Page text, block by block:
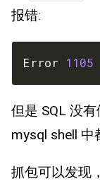
报错:
Error 1105
但是 SQL 没
mysql shell 中
抓包可以发现